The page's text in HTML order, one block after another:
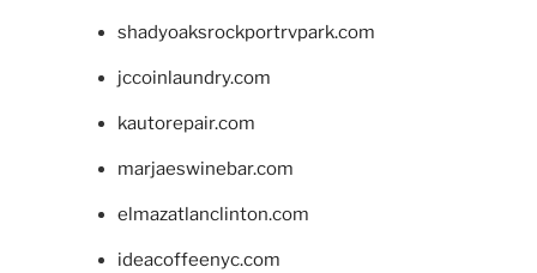
shadyoaksrockportrvpark.com
jccoinlaundry.com
kautorepair.com
marjaeswinebar.com
elmazatlanclinton.com
ideacoffeenyc.com